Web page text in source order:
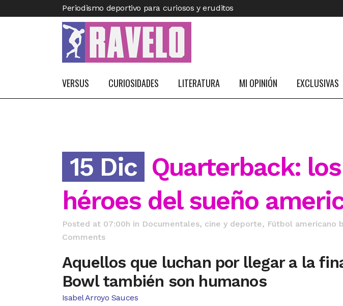
Periodismo deportivo para curiosos y eruditos
VERSUS CURIOSIDADES LITERATURA MI OPINIÓN EXCLUSIVAS
15 Dic Quarterback:
héroes del sueño
Posted at 07:00h in Documentales, cine y deporte, Fútbol americano
Comments
Aquellos que luchan por llegar a la
Bowl también son humanos
Isabel Arroyo Sauces